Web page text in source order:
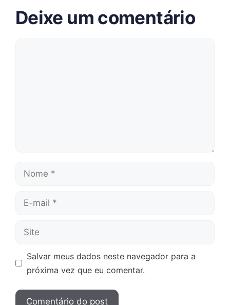
Deixe um comentário
Nome
Site
Salvar meus dados neste navegador para a
próxima vez que eu comentar.